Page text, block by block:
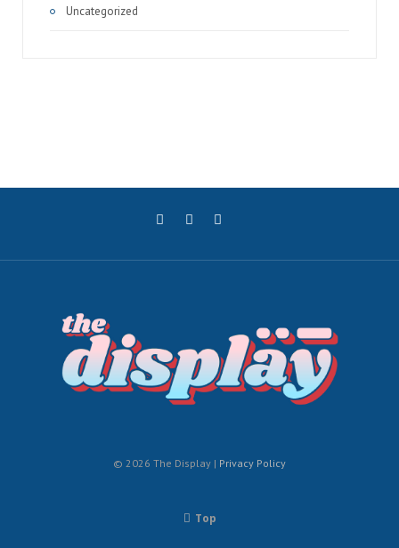
Uncategorized
© 2026 The Display | Privacy Policy
Top